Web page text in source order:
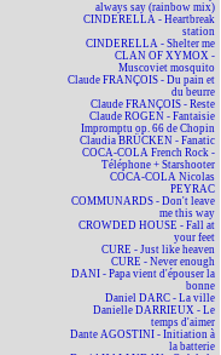
always say (rainbow mix)
CINDERELLA - Heartbreak
station
CINDERELLA - Shelter me
CLAN OF XYMOX -
Muscoviet mosquito
Claude FRANÇOIS - Du pain et
du beurre
Claude FRANÇOIS - Reste
Claude ROGEN - Fantaisie
Impromptu op. 66 de Chopin
Claudia BRÜCKEN - Fanatic
COCA-COLA French Rock -
Téléphone + Starshooter
COCA-COLA Nicolas
PEYRAC
COMMUNARDS - Don't leave
me this way
CROWDED HOUSE - Fall at
your feet
CURE - Just like heaven
CURE - Never enough
DANI - Papa vient d'épouser la
bonne
Daniel DARC - La ville
Danielle DARRIEUX - Le
temps d'aimer
Dante AGOSTINI - Initiation à
la batterie